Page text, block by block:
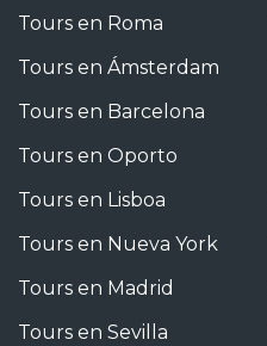
Tours en Roma
Tours en Ámsterdam
Tours en Barcelona
Tours en Oporto
Tours en Lisboa
Tours en Nueva York
Tours en Madrid
Tours en Sevilla